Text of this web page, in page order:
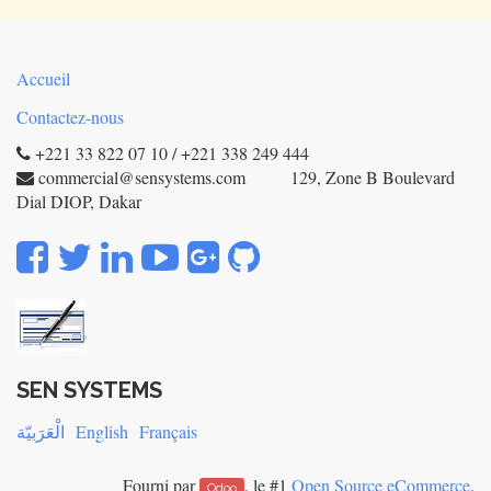
Accueil
Contactez-nous
+221 33 822 07 10 / +221 338 249 444
commercial@sensystems.com 129, Zone B Boulevard
Dial DIOP, Dakar
SEN SYSTEMS
الْعَرَبيّة English Français
Fourni par Odoo , le #1 Open Source eCommerce.